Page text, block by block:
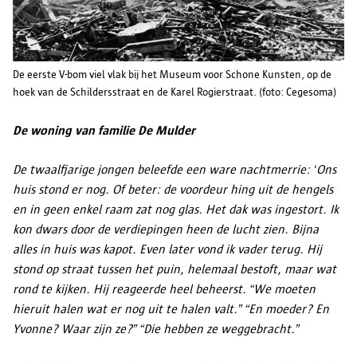
De eerste V-bom viel vlak bij het Museum voor Schone Kunsten, op de
hoek van de Schildersstraat en de Karel Rogierstraat. (foto: Cegesoma)
De woning van familie De Mulder
De twaalfjarige jongen beleefde een ware nachtmerrie: ‘Ons
huis stond er nog. Of beter: de voordeur hing uit de hengels
en in geen enkel raam zat nog glas. Het dak was ingestort. Ik
kon dwars door de verdiepingen heen de lucht zien. Bijna
alles in huis was kapot. Even later vond ik vader terug. Hij
stond op straat tussen het puin, helemaal bestoft, maar wat
rond te kijken. Hij reageerde heel beheerst. “We moeten
hieruit halen wat er nog uit te halen valt.” “En moeder? En
Yvonne? Waar zijn ze?” “Die hebben ze weggebracht.”